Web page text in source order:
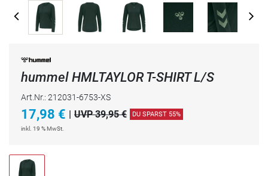
hummel HMLTAYLOR T-SHIRT L/S
Art.Nr.: 212031-6753-XS
17,98 € | UVP 39,95 € DU SPARST 55%
inkl. 19 % MwSt.